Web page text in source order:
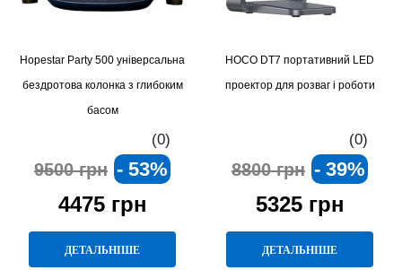
Hopestar Party 500 універсальна
бездротова колонка з глибоким
басом
(0)
9500 грн - 53%
4475 грн
ДЕТАЛЬНІШЕ
HOCO DT7 портативний LED
проектор для розваг і роботи
(0)
8800 грн - 39%
5325 грн
ДЕТАЛЬНІШЕ